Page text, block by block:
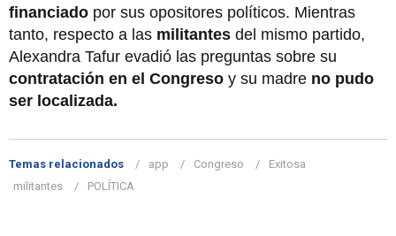
financiado por sus opositores políticos. Mientras
tanto, respecto a las militantes del mismo partido,
Alexandra Tafur evadió las preguntas sobre su
contratación en el Congreso y su madre no pudo
ser localizada.
Temas relacionados app Congreso
Exitosa
militantes
POLÍTICA